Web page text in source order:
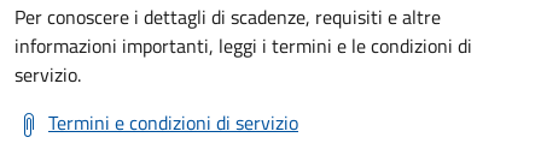
Per conoscere i dettagli di scadenze, requisiti e altre
informazioni importanti, leggi i termini e le condizioni di
servizio.
Termini e condizioni di servizio